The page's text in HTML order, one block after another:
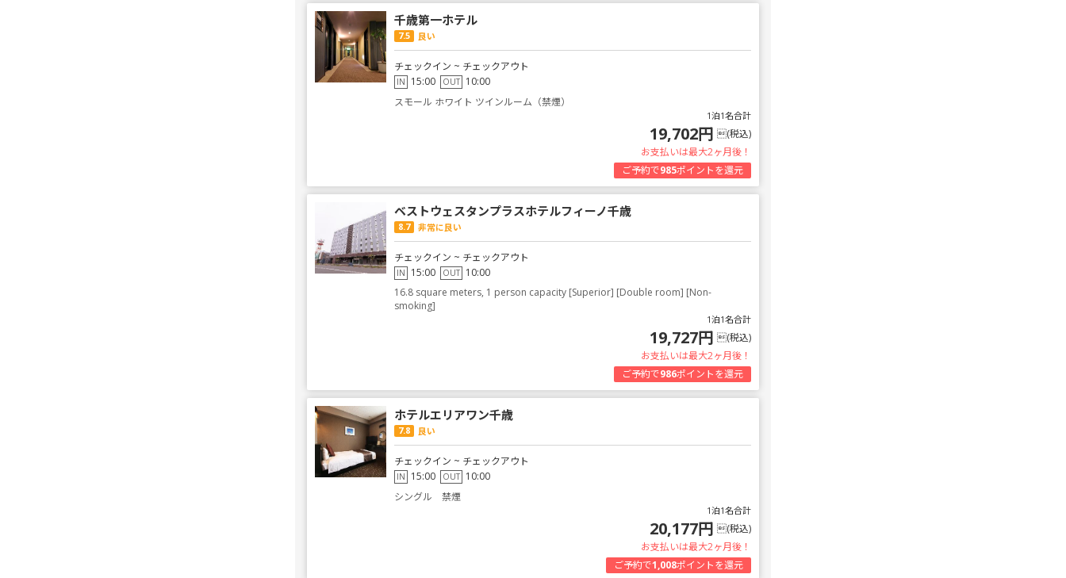
千歳第一ホテル
7.5 良い
チェックイン ~ チェックアウト
IN 15:00 OUT 10:00
スモール ホワイト ツインルーム（禁煙）
1泊1名合計
19,702円 (税込)
お支払いは最大2ヶ月後！
ご予約で985ポイントを還元
ベストウェスタンプラスホテルフィーノ千歳
8.7 非常に良い
チェックイン ~ チェックアウト
IN 15:00 OUT 10:00
16.8 square meters, 1 person capacity [Superior] [Double room] [Non-
smoking]
1泊1名合計
19,727円 (税込)
お支払いは最大2ヶ月後！
ご予約で986ポイントを還元
ホテルエリアワン千歳
7.8 良い
チェックイン ~ チェックアウト
IN 15:00 OUT 10:00
シングル 禁煙
1泊1名合計
20,177円 (税込)
お支払いは最大2ヶ月後！
ご予約で1,008ポイントを還元